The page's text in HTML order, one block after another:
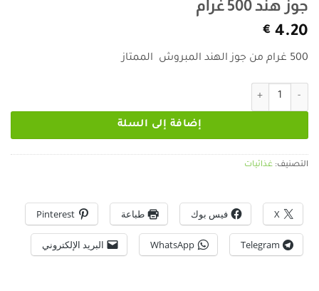
جوز هند 500 غرام
4.20
€
500 غرام من جوز الهند المبروش الممتاز
كمية جوز هند 500 غرام
إضافة إلى السلة
التصنيف: غذائيات
X فيس بوك طباعة Pinterest
Telegram
WhatsApp البريد الإلكتروني